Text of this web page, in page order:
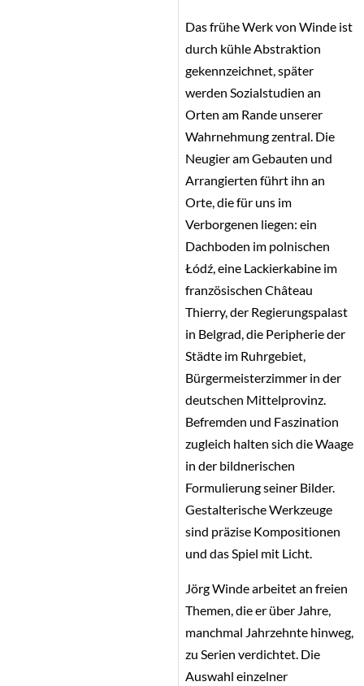
Das frühe Werk von Winde ist
durch kühle Abstraktion
gekennzeichnet, später
werden Sozialstudien an
Orten am Rande unserer
Wahrnehmung zentral. Die
Neugier am Gebauten und
Arrangierten führt ihn an
Orte, die für uns im
Verborgenen liegen: ein
Dachboden im polnischen
Łódź, eine Lackierkabine im
französischen Château
Thierry, der Regierungspalast
in Belgrad, die Peripherie der
Städte im Ruhrgebiet,
Bürgermeisterzimmer in der
deutschen Mittelprovinz.
Befremden und Faszination
zugleich halten sich die Waage
in der bildnerischen
Formulierung seiner Bilder.
Gestalterische Werkzeuge
sind präzise Kompositionen
und das Spiel mit Licht.
Jörg Winde arbeitet an freien
Themen, die er über Jahre,
manchmal Jahrzehnte hinweg,
zu Serien verdichtet. Die
Auswahl einzelner